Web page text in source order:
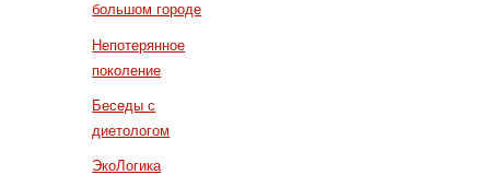
большом городе
Непотерянное
поколение
Беседы с
диетологом
ЭкоЛогика